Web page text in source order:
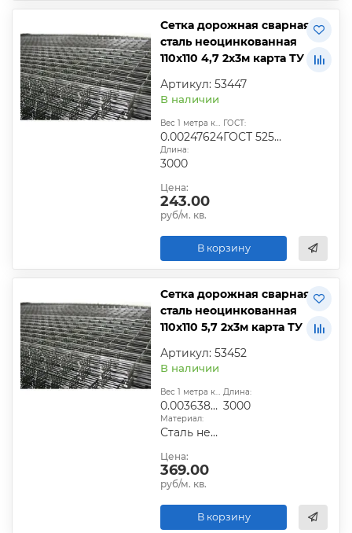
Сетка дорожная сварная
сталь неоцинкованная
110х110 4,7 2х3м карта ТУ
Артикул: 53447
В наличии
Вес 1 метра квадратного, т:
0.00247624
ГОСТ:
ГОСТ 52544-2006
Длина:
3000
Цена:
243.00
руб/м. кв.
В корзину
Сетка дорожная сварная
сталь неоцинкованная
110х110 5,7 2х3м карта ТУ
Артикул: 53452
В наличии
Вес 1 метра квадратного, т:
0.00363836
Длина:
3000
Материал:
Сталь неоцинкованная
Цена:
369.00
руб/м. кв.
В корзину